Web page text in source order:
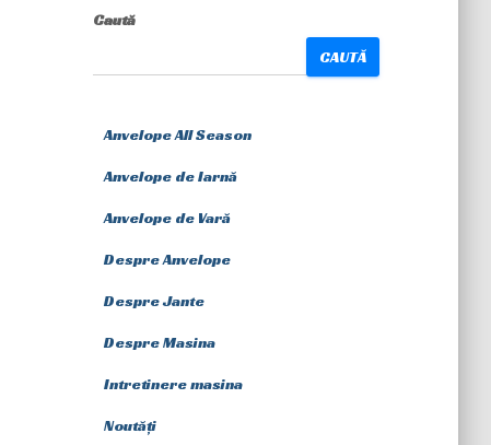
Caută
CAUTĂ
Anvelope All Season
Anvelope de Iarnă
Anvelope de Vară
Despre Anvelope
Despre Jante
Despre Masina
Intretinere masina
Noutăți